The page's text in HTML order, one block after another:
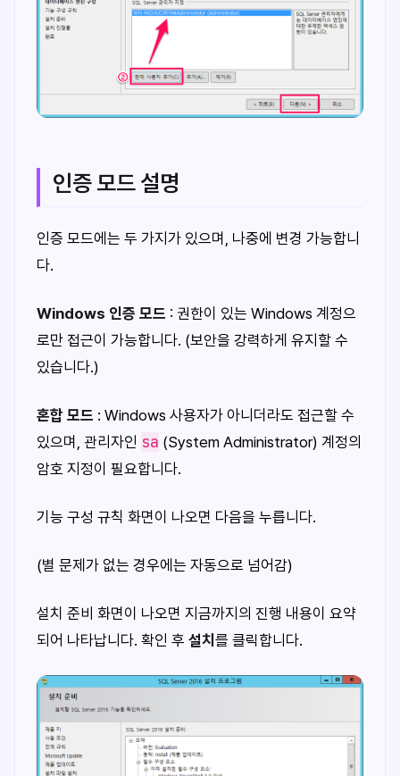
인증 모드 설명
인증 모드에는 두 가지가 있으며, 나중에 변경 가능합니
다.
Windows 인증 모드 : 권한이 있는 Windows 계정으
로만 접근이 가능합니다. (보안을 강력하게 유지할 수
있습니다.)
혼합 모드 : Windows 사용자가 아니더라도 접근할 수
있으며, 관리자인 sa (System Administrator) 계정의
암호 지정이 필요합니다.
기능 구성 규칙 화면이 나오면 다음을 누릅니다.
(별 문제가 없는 경우에는 자동으로 넘어감)
설치 준비 화면이 나오면 지금까지의 진행 내용이 요약
되어 나타납니다. 확인 후 설치 를 클릭합니다.